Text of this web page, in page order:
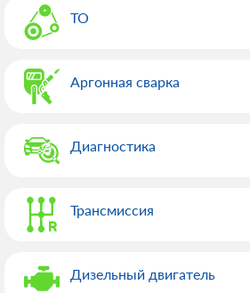
ТО
Аргонная сварка
Диагностика
Трансмиссия
Дизельный двигатель